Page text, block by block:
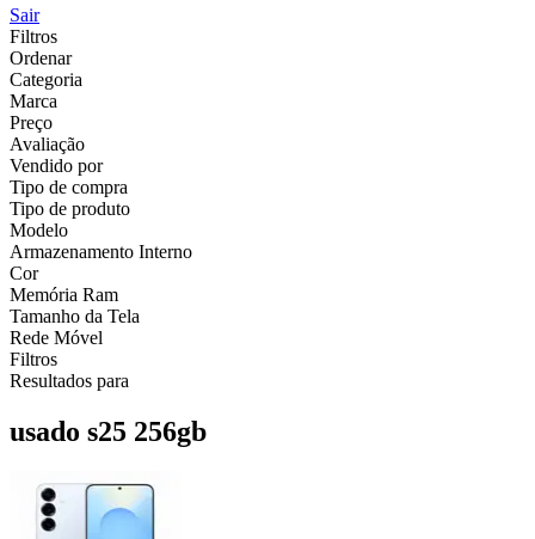
Sair
Filtros
Ordenar
Categoria
Marca
Preço
Avaliação
Vendido por
Tipo de compra
Tipo de produto
Modelo
Armazenamento Interno
Cor
Memória Ram
Tamanho da Tela
Rede Móvel
Filtros
Resultados para
usado s25 256gb